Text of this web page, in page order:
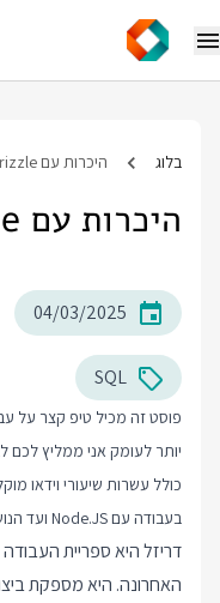
בלוג היכרות עם Drizzle
היכרות עם Drizzle
04/03/2025
SQL
יותר לעומק אני ממליץ לכם
כולל עשרות שיעורי וידאו
בעבודה עם Node.JS ועד הנושאים המתקדמים.
דריזל היא ספריית
האחרונה. היא מספקת